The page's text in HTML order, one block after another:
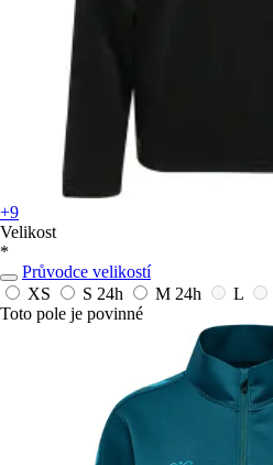
+9
Velikost
*
Průvodce velikostí
XS
S 24h M 24h L
Toto pole je povinné